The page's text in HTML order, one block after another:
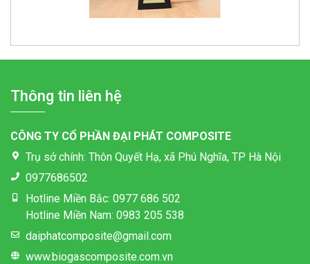
Thông tin liên hệ
CÔNG TY CỔ PHẦN ĐẠI PHÁT COMPOSITE
Trụ sở chính: Thôn Quyết Hạ, xã Phú Nghĩa, TP Hà Nội
0977686502
Hotline Miền Bắc: 0977 686 502
Hotline Miền Nam: 0983 205 538
daiphatcomposite@gmail.com
www.biogascomposite.com.vn